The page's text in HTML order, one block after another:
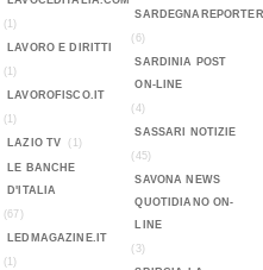
(1)
LAVORO E DIRITTI
(1)
LAVOROFISCO.IT
(1)
LAZIO TV
(1)
LE BANCHE
D'ITALIA
(67)
LEDMAGAZINE.IT
(1)
(6)
SARDINIA POST
ON-LINE
(4)
SASSARI NOTIZIE
(45)
SAVONA NEWS
QUOTIDIANO ON-
LINE
(3)